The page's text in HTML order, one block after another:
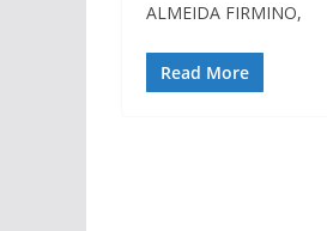
ALMEIDA FIRMINO,
Read More